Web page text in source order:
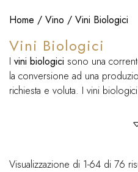
Home / Vino / Vini Biologici
Vini Biologici
I vini biologici sono una
la conversione ad una
richiesta e voluta. I vini
terreno e
Si definisce un vino bio quando
Visualizzazione di 1-64 di 76